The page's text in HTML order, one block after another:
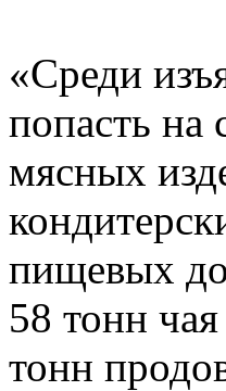
«Среди
попасть на
мясных
пищевых
58 тонн
тонн